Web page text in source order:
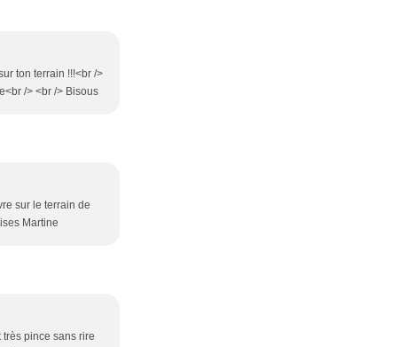
ton terrain !!!<br />
/> <br /> Bisous
sur le terrain de
Martine
pince sans rire